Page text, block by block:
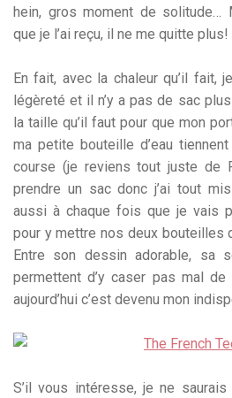
hein, gros moment de solitude…
que je l’ai reçu, il ne me quitte plus!
En fait, avec la chaleur qu’il fait,
légèreté et il n’y a pas de sac
la taille qu’il faut pour que mon
ma petite bouteille d’eau
course (je reviens tout juste de
prendre un sac donc j’ai tout
aussi à chaque fois que je vais
pour y mettre nos deux bouteilles
Entre son dessin adorable, sa
permettent d’y caser pas mal
aujourd’hui c’est devenu mon
S’il vous intéresse, je ne